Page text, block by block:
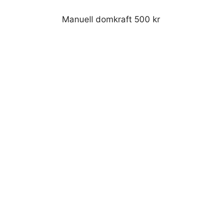
Manuell domkraft 500 kr